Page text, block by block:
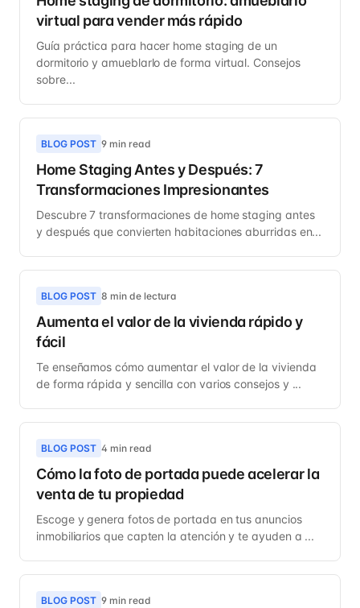
virtual para vender más rápido
Guía práctica para hacer home staging de un
dormitorio y amueblarlo de forma virtual. Consejos
sobre...
BLOG POST 9 min read
Home Staging Antes y Después: 7
Transformaciones Impresionantes
Descubre 7 transformaciones de home staging antes
y después que convierten habitaciones aburridas en...
BLOG POST 8 min de lectura
Aumenta el valor de la vivienda rápido y
fácil
Te enseñamos cómo aumentar el valor de la vivienda
de forma rápida y sencilla con varios consejos y ...
BLOG POST 4 min read
Cómo la foto de portada puede acelerar la
venta de tu propiedad
Escoge y genera fotos de portada en tus anuncios
inmobiliarios que capten la atención y te ayuden a ...
BLOG POST 9 min read